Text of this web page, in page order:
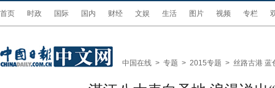
首页 时政 国际 国内 财经 文娱 生活 图片 视频 专栏
中国在线 > 专题 > 2015专题 > 丝路古港 蓝